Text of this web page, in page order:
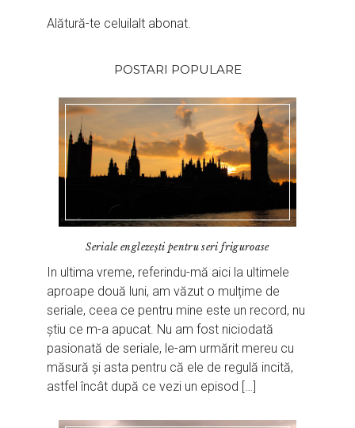
Alătură-te celuilalt abonat.
POSTARI POPULARE
Seriale englezeşti pentru seri friguroase
In ultima vreme, referindu-mă aici la ultimele
aproape două luni, am văzut o mulțime de
seriale, ceea ce pentru mine este un record, nu
știu ce m-a apucat. Nu am fost niciodată
pasionată de seriale, le-am urmărit mereu cu
măsură și asta pentru că ele de regulă incită,
astfel încât după ce vezi un episod […]